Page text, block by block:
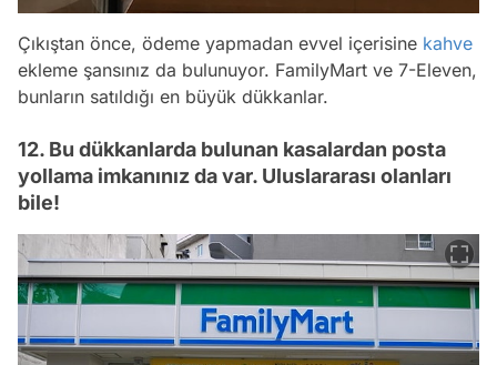
Çıkıştan önce, ödeme yapmadan evvel içerisine kahve
ekleme şansınız da bulunuyor. FamilyMart ve 7-Eleven,
bunların satıldığı en büyük dükkanlar.
12. Bu dükkanlarda bulunan kasalardan posta
yollama imkanınız da var. Uluslararası olanları
bile!